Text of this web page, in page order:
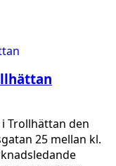
i Trollhättan den
25 mellan kl.